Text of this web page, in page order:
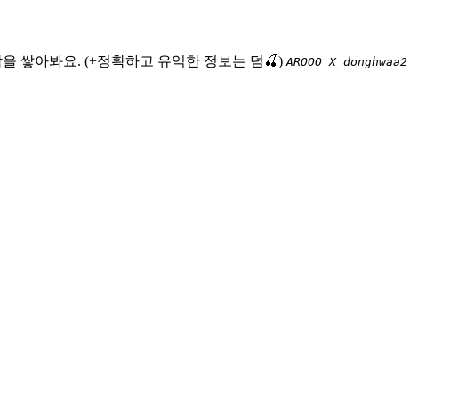
쌓아봐요. (+정확하고 유익한 정보는 덤🍒) AROOO X donghwaa2